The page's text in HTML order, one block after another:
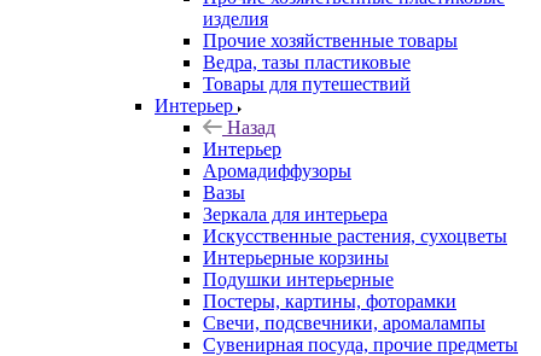
изделия
Прочие хозяйственные товары
Ведра, тазы пластиковые
Товары для путешествий
Интерьер
Назад
Интерьер
Аромадиффузоры
Вазы
Зеркала для интерьера
Искусственные растения, сухоцветы
Интерьерные корзины
Подушки интерьерные
Постеры, картины, фоторамки
Свечи, подсвечники, аромалампы
Сувенирная посуда, прочие предметы